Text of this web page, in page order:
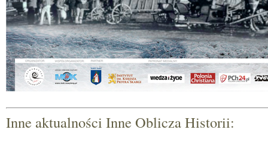
Inne aktualności Inne Oblicza Historii: